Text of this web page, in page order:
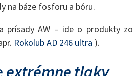
na báze fosforu a bóru.
prísady AW – ide o produkty zo
Rokolub AD 246 ultra ).